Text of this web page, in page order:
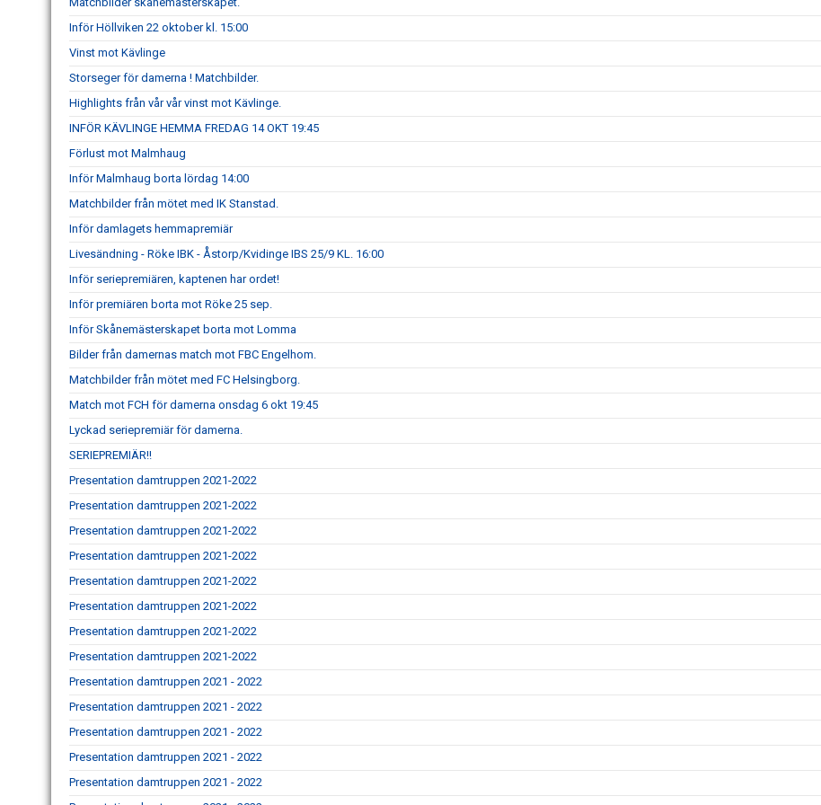
Inför Höllviken 22 oktober kl. 15:00
Vinst mot Kävlinge
Storseger för damerna ! Matchbilder.
Highlights från vår vår vinst mot Kävlinge.
INFÖR KÄVLINGE HEMMA FREDAG 14 OKT 19:45
Förlust mot Malmhaug
Inför Malmhaug borta lördag 14:00
Matchbilder från mötet med IK Stanstad.
Inför damlagets hemmapremiär
Livesändning - Röke IBK - Åstorp/Kvidinge IBS 25/9 KL. 16:00
Inför seriepremiären, kaptenen har ordet!
Inför premiären borta mot Röke 25 sep.
Inför Skånemästerskapet borta mot Lomma
Bilder från damernas match mot FBC Engelhom.
Matchbilder från mötet med FC Helsingborg.
Match mot FCH för damerna onsdag 6 okt 19:45
Lyckad seriepremiär för damerna.
SERIEPREMIÄR!!
Presentation damtruppen 2021-2022
Presentation damtruppen 2021-2022
Presentation damtruppen 2021-2022
Presentation damtruppen 2021-2022
Presentation damtruppen 2021-2022
Presentation damtruppen 2021-2022
Presentation damtruppen 2021-2022
Presentation damtruppen 2021-2022
Presentation damtruppen 2021 - 2022
Presentation damtruppen 2021 - 2022
Presentation damtruppen 2021 - 2022
Presentation damtruppen 2021 - 2022
Presentation damtruppen 2021 - 2022